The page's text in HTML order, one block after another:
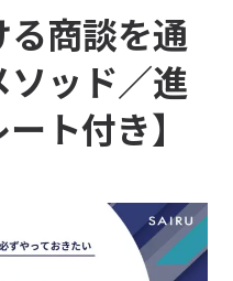
商談を通
ソッド／進
ト付き】